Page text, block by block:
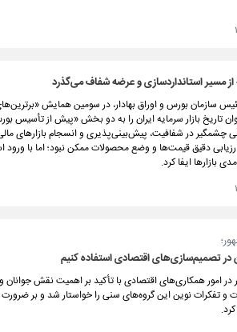
از مسیر استانداردسازی و عرضه شفاف می‌گذرد
سازمان بورس و اوراق بهادار، در سومین همایش «برترین‌های
تاریخ بازار سرمایه ایران را به دو بخش «پیش از تأسیس
در شفافیت، پیش‌بینی‌پذیری و انسجام بازارهای مالی
ارزیابی دقیق قیمت‌ها و وضع محصولات ممکن نبود؛ اما با
بازارها ایفا کرد.
در تصمیم‌سازی‌های اقتصادی استفاده کنیم
امور همکاری‌های اقتصادی با تأکید بر اهمیت نقش
و تفکرات نوین این گروه‌های سنی را خواستار شد و بر